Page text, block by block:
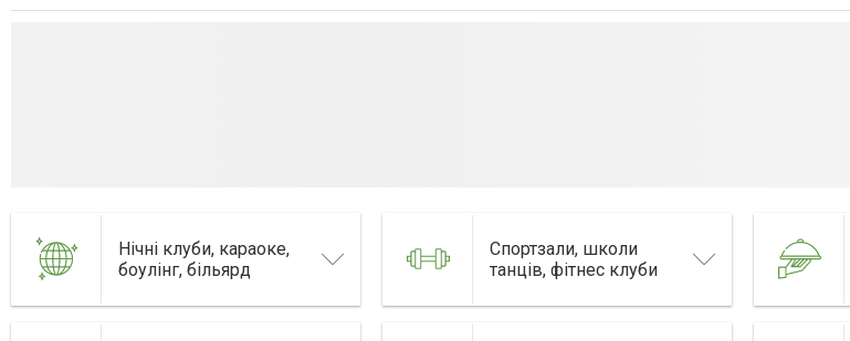
Нічні клуби, караоке,
боулінг, більярд
Спортзали, школи
танців, фітнес клуби